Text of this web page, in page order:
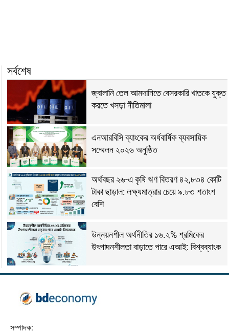
সর্বশেষ
জ্বালানি তেল আমদানিতে বেসরকারি খাতকে যুক্ত
করতে খসড়া নীতিমালা
এনআরবিসি ব্যাংকের অর্ধবার্ষিক ব্যবসায়িক
সম্মেলন ২০২৬ অনুষ্ঠিত
অর্থবছর ২৬-এ কৃষি ঋণ বিতরণ ৪২,৮৩৪ কোটি
টাকা ছাড়াল: লক্ষ্যমাত্রার চেয়ে ৯.৮৩ শতাংশ
বেশি
উন্নয়নশীল অর্থনীতির ১৬.২% শ্রমিকের
উৎপাদনশীলতা বাড়াতে পারে এআই: বিশ্বব্যাংক
সম্পাদক: